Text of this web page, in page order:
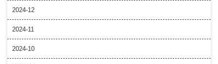
2024-12
2024-11
2024-10